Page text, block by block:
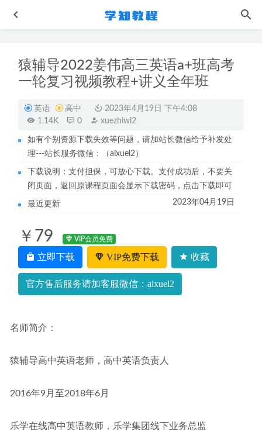
猿辅导2022姜伟高三英语a+班高考
一轮复习视频教程+讲义全年班
英语 高中
2023年4月19日 下午4:08
1.14K
0 xuezhiwl2
如有个别资源下载失效等问题，请加站长微信给予补发处
理---站长服务微信：（aixuel2）
下载说明：支付担保，可放心下载。支付成功后，不要关
闭页面，返回原课程页面会显示下载密码，点击下载即可
最近更新 2023年04月19日
￥79 VIP会员免费
立即下载 VIP免费下载 收藏
官方售后服务请加客服微信：aixuel2
名师简介：
猿辅导高中英语老师，高中英语负责人
2016年9月至2018年6月
乐学在线高中英语教师，乐学集团线下业务总监
作业帮高中历史网课2023席月高三历史一轮复习视频教程
+讲义（暑假班+秋季班） 2022-12-13
初中物理网课教程分享精华网阮红初中物理视频教程+讲义
2022-10-05
初中化学网课教程精华网范卿平初中化学视频教程+讲义
刘媛媛-情商修炼 情绪疗愈书单网课教程
2022有道刘杰高一物理网课全年班 2024-03-05